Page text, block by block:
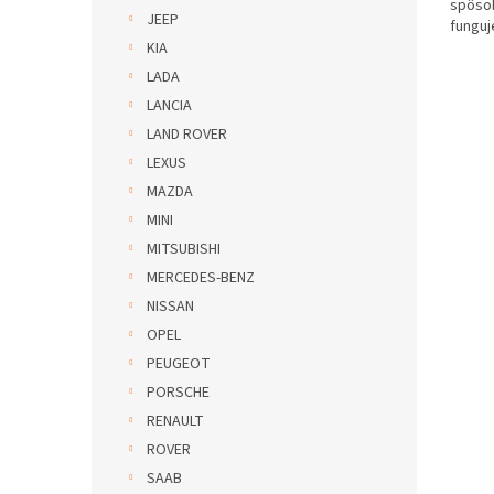
JEEP
KIA
LADA
LANCIA
LAND ROVER
LEXUS
MAZDA
MINI
MITSUBISHI
MERCEDES-BENZ
NISSAN
OPEL
PEUGEOT
PORSCHE
RENAULT
ROVER
SAAB